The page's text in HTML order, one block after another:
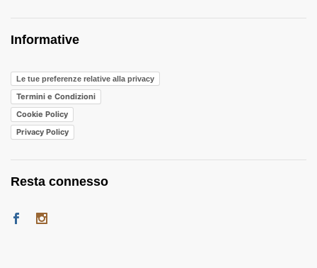
Informative
Le tue preferenze relative alla privacy
Termini e Condizioni
Cookie Policy
Privacy Policy
Resta connesso